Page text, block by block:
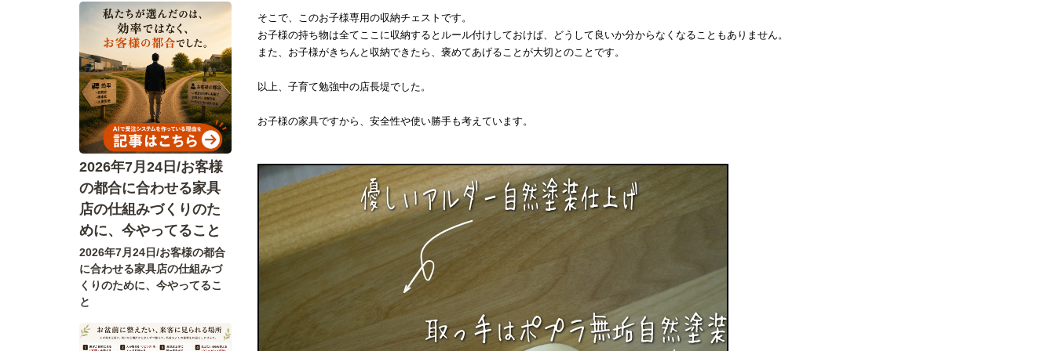
2026年7月24日/お客様
の都合に合わせる家具
店の仕組みづくりのた
めに、今やってること
2026年7月24日/お客様の都合
に合わせる家具店の仕組みづ
くりのために、今やってるこ
と
そこで、このお子様専用の収納チェストです。
お子様の持ち物は全てここに収納するとルール付けしておけば、どうして良いか分からなくなることもありません。
また、お子様がきちんと収納できたら、褒めてあげることが大切とのことです。
以上、子育て勉強中の店長堤でした。
お子様の家具ですから、安全性や使い勝手も考えています。